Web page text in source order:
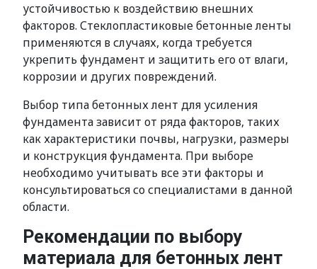
устойчивостью к воздействию внешних
факторов. Стеклопластиковые бетонные ленты
применяются в случаях, когда требуется
укрепить фундамент и защитить его от влаги,
коррозии и других повреждений.
Выбор типа бетонных лент для усиления
фундамента зависит от ряда факторов, таких
как характеристики почвы, нагрузки, размеры
и конструкция фундамента. При выборе
необходимо учитывать все эти факторы и
консультироваться со специалистами в данной
области.
Рекомендации по выбору
материала для бетонных лент